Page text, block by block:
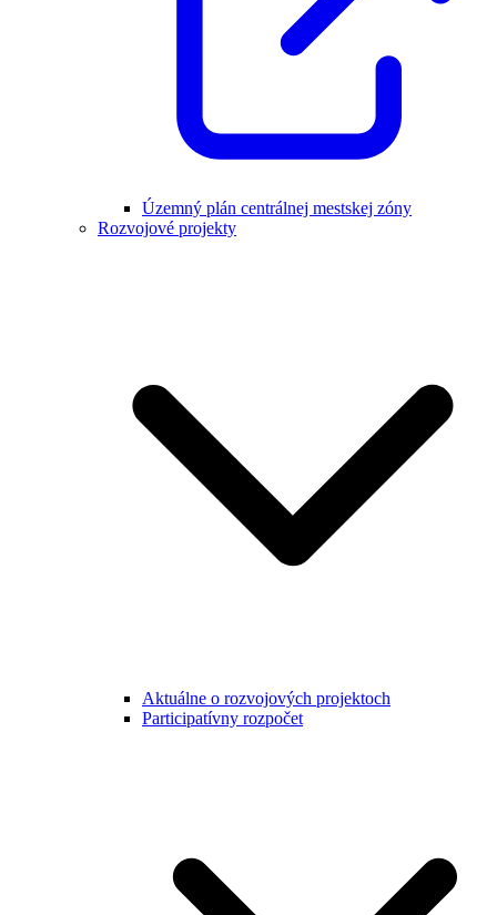
Územný plán centrálnej mestskej zóny
Rozvojové projekty
Aktuálne o rozvojových projektoch
Participatívny rozpočet